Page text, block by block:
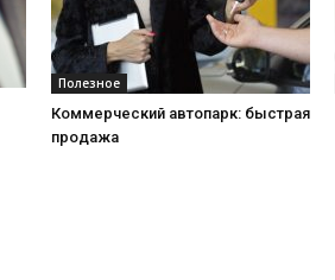
Полезное
Коммерческий автопарк: быстрая
продажа